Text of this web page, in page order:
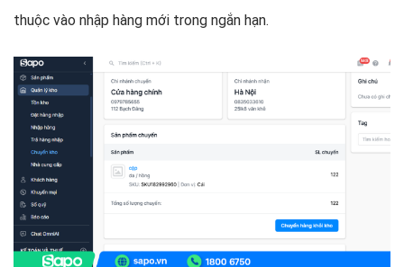
thuộc vào nhập hàng mới trong ngắn hạn.